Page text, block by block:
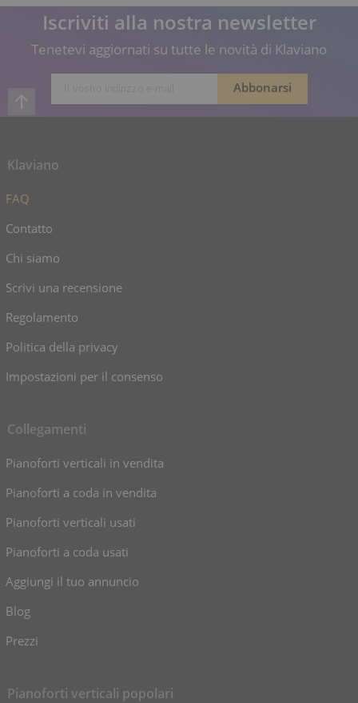
Iscriviti alla nostra newsletter
Tenetevi aggiornati su tutte le novità di Klaviano
Klaviano
FAQ
Contatto
Chi siamo
Scrivi una recensione
Regolamento
Politica della privacy
Impostazioni per il consenso
Collegamenti
Pianoforti verticali in vendita
Pianoforti a coda in vendita
Pianoforti verticali usati
Pianoforti a coda usati
Aggiungi il tuo annuncio
Blog
Prezzi
Pianoforti verticali popolari